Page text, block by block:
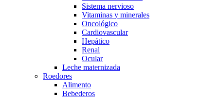
Sistema nervioso
Vitaminas y minerales
Oncológico
Cardiovascular
Hepático
Renal
Ocular
Leche maternizada
Roedores
Alimento
Bebederos